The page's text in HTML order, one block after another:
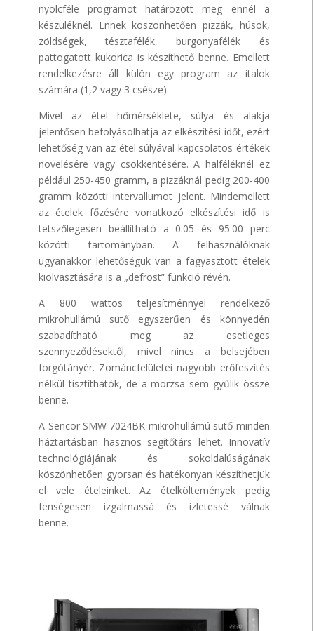
nyolcféle programot határozott meg ennél a
készüléknél. Ennek köszönhetően pizzák, húsok,
zöldségek, tésztafélék, burgonyafélék és
pattogatott kukorica is készíthető benne. Emellett
rendelkezésre áll külön egy program az italok
számára (1,2 vagy 3 csésze).
Mivel az étel hőmérséklete, súlya és alakja
jelentősen befolyásolhatja az elkészítési időt, ezért
lehetőség van az étel súlyával kapcsolatos értékek
növelésére vagy csökkentésére. A halféléknél ez
például 250-450 gramm, a pizzáknál pedig 200-400
gramm közötti intervallumot jelent. Mindemellett
az ételek főzésére vonatkozó elkészítési idő is
tetszőlegesen beállítható a 0:05 és 95:00 perc
közötti tartományban. A felhasználóknak
ugyanakkor lehetőségük van a fagyasztott ételek
kiolvasztására is a „defrost” funkció révén.
A 800 wattos teljesítménnyel rendelkező
mikrohullámú sütő egyszerűen és könnyedén
szabadítható meg az esetleges
szennyeződésektől, mivel nincs a belsejében
forgótányér. Zománcfelületei nagyobb erőfeszítés
nélkül tisztíthatók, de a morzsa sem gyűlik össze
benne.
A Sencor SMW 7024BK mikrohullámú sütő minden
háztartásban hasznos segítőtárs lehet. Innovatív
technológiájának és sokoldalúságának
köszönhetően gyorsan és hatékonyan készíthetjük
el vele ételeinket. Az ételköltemények pedig
fenségesen izgalmassá és ízletessé válnak
benne.